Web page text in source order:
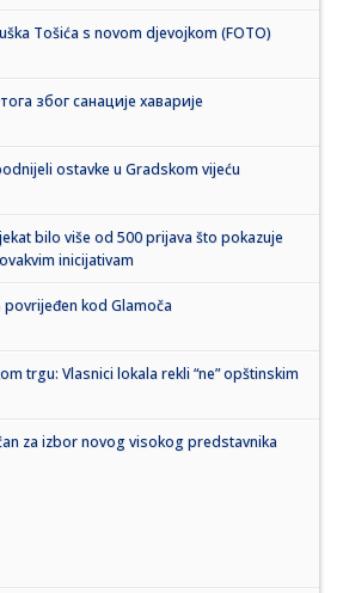
Tošića s novom djevojkom (FOTO)
због санације хаварије
ostavke u Gradskom vijeću
bilo više od 500 prijava što pokazuje
inicijativam
kod Glamoča
trgu: Vlasnici lokala rekli “ne” opštinskim
za izbor novog visokog predstavnika